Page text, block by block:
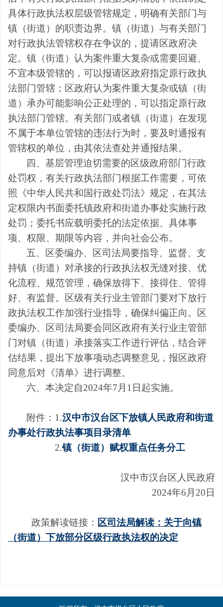
具体行政执法权层级管辖规定，明确有关部门与
镇（街道） 的职责边界。 镇（街道） 与有关部门
对行政执法管辖权存在争议的，提请区政府决
定。 镇（街道） 认为案件重大复杂或需要回避、
不宜本级管辖的，可以报请区政府指定原行政执
法部门管辖； 区政府认为案件重大复杂或镇（街
道） 承办可能影响公正处理的，可以指定原行政
执法部门管辖。有关部门或者镇（街道） 在发现
不属于本单位管辖的违法行为时，要及时通报有
管辖权的单位，由其依法查处并通报结果。
四、基层管理迫切需要的 区级政府部门行政
处罚权，有关行政执法部门根据工作需要，可依
照《中华人民共和国行政处罚法》规定，在其法
定权限内书面委托镇政府和街道办事处实施行政
处罚；委托书应载明委托的法定依据、具体事
项、权限、期限等内容，并向社会公布。
五、
区委编办、区司法局要指导、监督、支
持镇 （街道） 对承接的行政执法权无缝对接、优
化流程、规范管理，确保放得下、接得住、管得
好、有监督。
区级有关行业主管部门要对下放行
政执法权工作加强行业指导，确保纠偏正向。区
委编办、
区司法局要会同 区政府有关行业主管部
门对镇（街道） 承接落实工作进行评估，结合评
估结果，提出下放事项动态调整意见，报 区政府
同意后对《清单》进行调整。
六、本决定自2024年7 月 1 日起实施。
附件： 1.汉中市汉台区下放镇人民政府和街道
办事处行政执法事项目录清单
2.镇（街道）赋权重点任务分工
汉中市汉台区 人民政府
2024年6 月 20 日
政策解读链接： 区司法局解读：关于向镇
（街道）下放部分区级行政执法权的决定